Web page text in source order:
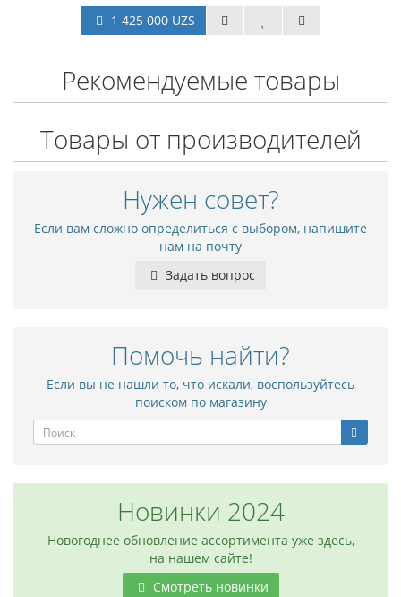
1 425 000 UZS
Рекомендуемые товары
Товары от производителей
Нужен совет?
Если вам сложно определиться с выбором, напишите
нам на почту
Задать вопрос
Помочь найти?
Если вы не нашли то, что искали, воспользуйтесь
поиском по магазину
Новинки 2024
Новогоднее обновление ассортимента уже здесь,
на нашем сайте!
Смотреть новинки